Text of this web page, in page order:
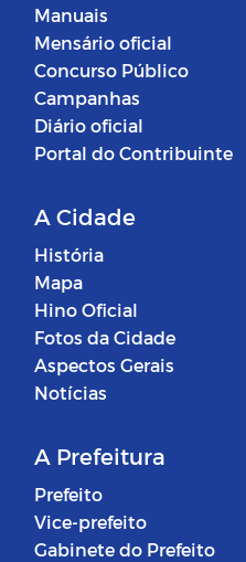
Manuais
Mensário oficial
Concurso Público
Campanhas
Diário oficial
Portal do Contribuinte
A Cidade
História
Mapa
Hino Oficial
Fotos da Cidade
Aspectos Gerais
Notícias
A Prefeitura
Prefeito
Vice-prefeito
Gabinete do Prefeito